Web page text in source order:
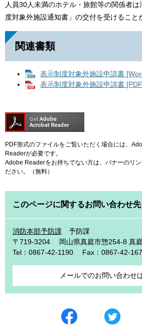
人員30人未満のホテル・旅館等の関係者
度対象外施設通知書」の交付を受けること
関連書類
表示制度対象外施設申請書
表示制度対象外施設申請書
PDF形式のファイルをご覧いただく場合には、
Readerが必要です。
Adobe Readerをお持ちでない方は、バナーのリ
ださい。（無料）
このページに関するお問い合わせ先
消防本部予防課
予防課
〒719-3204
岡山県真庭市惣254-8 真
Tel：0867-42-1190
Fax：0867-42-
メールでのお問い合わせ